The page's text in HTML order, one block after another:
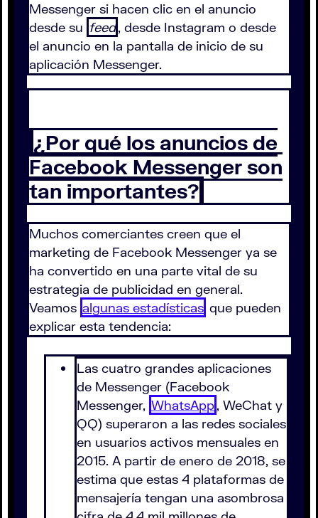
Messenger si hacen clic en el anuncio
desde su feed, desde Instagram o desde
el anuncio en la pantalla de inicio de su
aplicación Messenger.
¿Por qué los anuncios de
Facebook Messenger son
tan importantes?
Muchos comerciantes creen que el
marketing de Facebook Messenger ya se
ha convertido en una parte vital de su
estrategia de publicidad en general.
Veamos algunas estadísticas que pueden
explicar esta tendencia:
Las cuatro grandes aplicaciones
de Messenger (Facebook
Messenger, WhatsApp, WeChat y
QQ) superaron a las redes sociales
en usuarios activos mensuales en
2015. A partir de enero de 2018, se
estima que estas 4 plataformas de
mensajería tengan una asombrosa